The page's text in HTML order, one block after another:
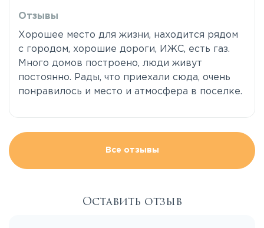
Отзывы
Хорошее место для жизни, находится рядом
с городом, хорошие дороги, ИЖС, есть газ.
Много домов построено, люди живут
постоянно. Рады, что приехали сюда, очень
понравилось и место и атмосфера в поселке.
Все отзывы
Оставить отзыв